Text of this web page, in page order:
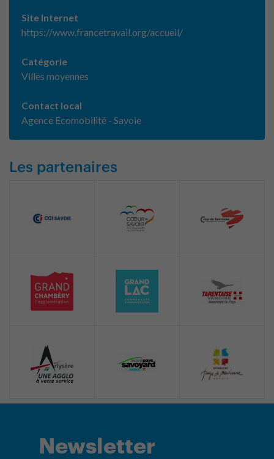
Site Internet
https://www.francetravail.org/accueil/
Catégorie
Villes moyennes
Contact local
Agence Ecomobilité - Savoie
Les partenaires
Newsletter